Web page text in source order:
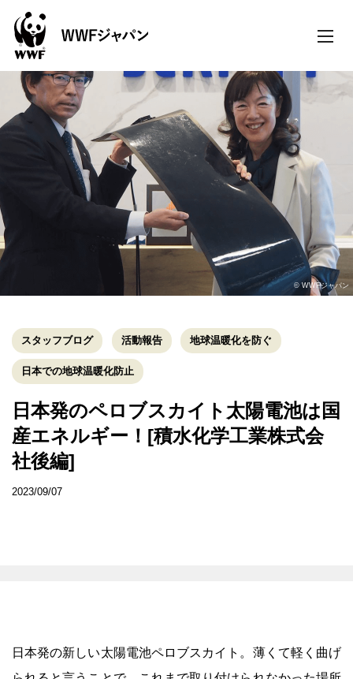
toggle
© WWFジャパン
スタッフブログ 活動報告 地球温暖化を防ぐ
日本での地球温暖化防止
日本発のペロブスカイト太陽電池は国
産エネルギー！[積水化学工業株式会
社後編]
2023/09/07
日本発の新しい太陽電池ペロブスカイト。薄くて軽く曲げ